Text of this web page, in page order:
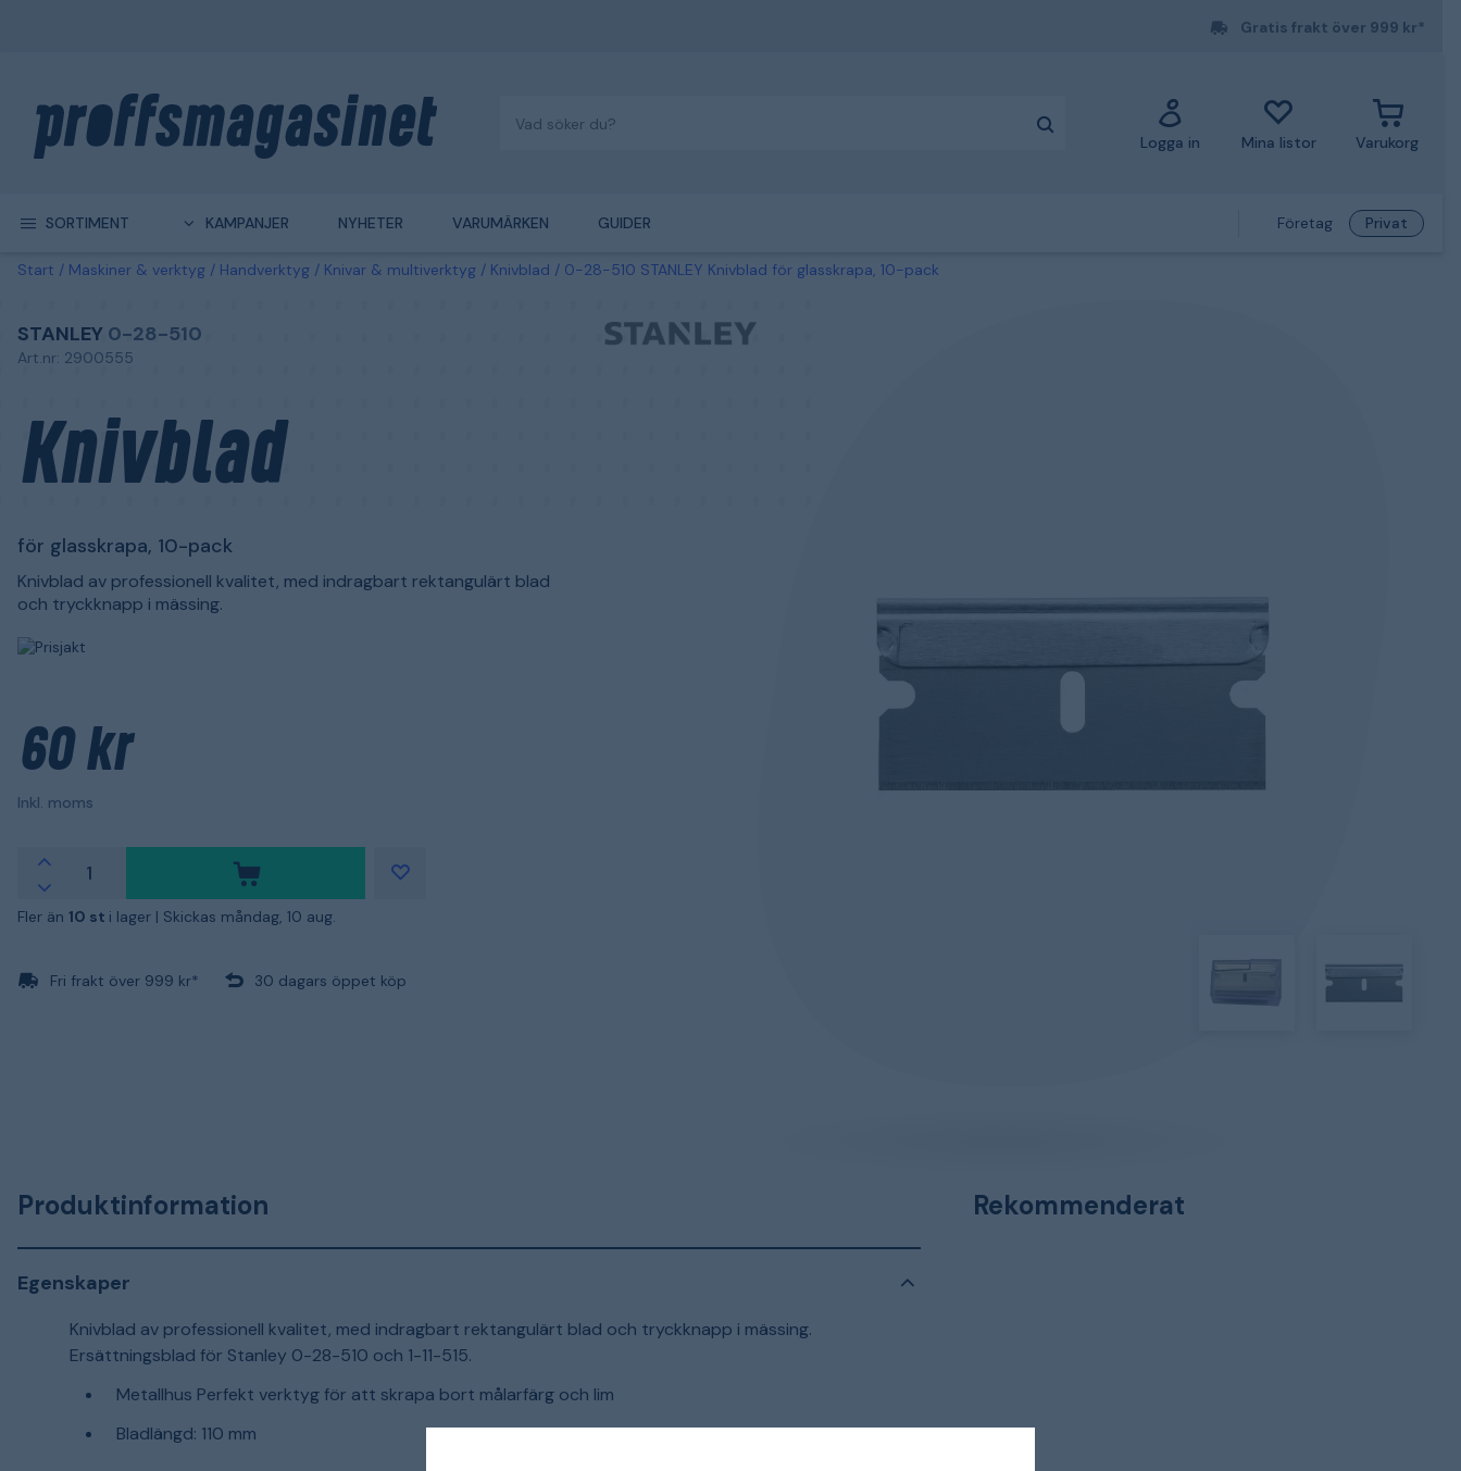
Gratis frakt över 999 kr*
Logga in Mina listor Varukorg
SORTIMENT KAMPANJER NYHETER VARUMÄRKEN GUIDER Företag Privat
Start Maskiner & verktyg Handverktyg Knivar & multiverktyg Knivblad 0-28-510 STANLEY Knivblad för glasskrapa, 10-pack
STANLEY 0-28-510
Art.nr: 2900555
Knivblad
för glasskrapa, 10-pack
Knivblad av professionell kvalitet, med indragbart rektangulärt blad
och tryckknapp i mässing.
60 kr
Inkl. moms
Fler än 10 st i lager | Skickas måndag, 10 aug.
Fri frakt över 999 kr* 30 dagars öppet köp
Produktinformation
Egenskaper
Knivblad av professionell kvalitet, med indragbart rektangulärt blad och tryckknapp i mässing.
Ersättningsblad för Stanley 0-28-510 och 1-11-515.
Metallhus Perfekt verktyg för att skrapa bort målarfärg och lim
Bladlängd: 110 mm
Rekommenderat